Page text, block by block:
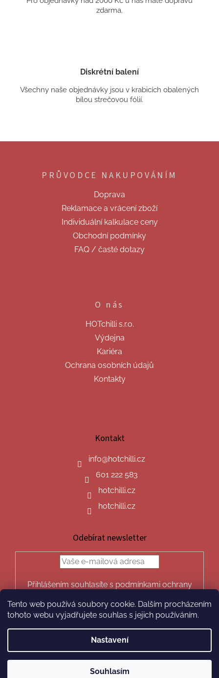
Tento web používá soubory cookie. Dalším procházením
tohoto webu vyjadřujete souhlas s jejich používáním.
Nastavení
Souhlasím
zdarma.
Diskrétní balení
Všechny naše objednávky jsou v krabicích obalených
bílou strečovou fólií.
PRŮVODCE NAKUPOVÁNÍM
Doprava
Reklamace a vrácení zboží
Individuální kalkulace ceny
Obchodní podmínky
FAQ / časté dotazy
O nás
HOTchilli s.r.o.
Výdejna
Kariéra
Ochrana osobních údajů
Kontakty
Kontakt
info@hotchilli.cz
601 222 583
hotchilli.cz
hotchilli.cz
Odebírat newsletter
Přihlášením souhlasíte s podmínkami ochrany
PŘIHLÁSIT
SE